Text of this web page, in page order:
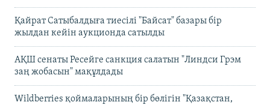
Қайрат Сатыбалдыға тиесілі "Байсат" базары бір
жылдан кейін аукционда сатылды
АҚШ сенаты Ресейге санкция салатын "Линдси Грэм
заң жобасын" мақұлдады
Wildberries қоймаларының бір бөлігін "Қазақстан,